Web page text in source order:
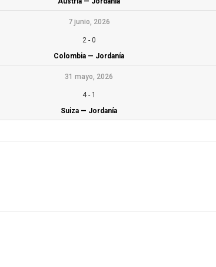
7 junio, 2026
2 - 0
Colombia — Jordanía
31 mayo, 2026
4- 1
Suiza — Jordanía